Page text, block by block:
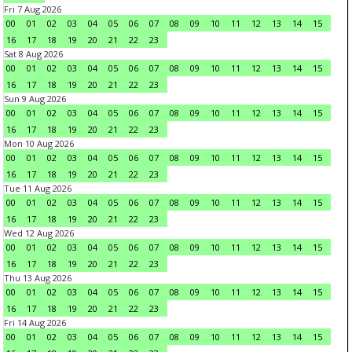
Fri 7 Aug 2026
00
01 02 03 04 05 06 07 08 09 10 11 12 13 14
15
16
17 18 19 20 21 22
23
Sat 8 Aug 2026
00
01 02 03 04 05 06 07 08 09 10 11 12 13 14
15
16
17 18 19 20 21 22
23
Sun 9 Aug 2026
00
01 02 03 04 05 06 07 08 09 10 11 12 13 14
15
16
17 18 19 20 21 22
23
Mon 10 Aug 2026
00
01 02 03 04 05 06 07 08 09 10 11 12 13 14
15
16
17 18 19 20 21 22
23
Tue 11 Aug 2026
00
01 02 03 04 05 06 07 08 09 10 11 12 13 14
15
16
17 18 19 20 21 22
23
Wed 12 Aug 2026
00
01 02 03 04 05 06 07 08 09 10 11 12 13 14
15
16
17 18 19 20 21 22
23
Thu 13 Aug 2026
00
01 02 03 04 05 06 07 08 09 10 11 12 13 14
15
16
17 18 19 20 21 22
23
Fri 14 Aug 2026
00
01 02 03 04 05 06 07 08 09 10 11 12 13 14
15